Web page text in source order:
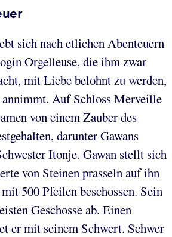
sich nach etlichen Abenteuern
Orgelleuse, die ihm zwar
mit Liebe belohnt zu werden,
annimmt. Auf Schloss Merveille
von einem Zauber des
darunter Gawans
Itonje. Gawan stellt sich
von Steinen prasseln auf ihn
500 Pfeilen beschossen. Sein
Geschosse ab. Einen
er mit seinem Schwert. Schwer